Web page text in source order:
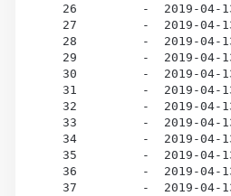
26         -  2019-
27         -  2019-
28         -  2019-
29         -  2019-
30         -  2019-04-
31         -  2019-
32         -  2019-
33         -  2019-
34         -  2019-
35         -  2019-
36         -  2019-
37         -  2019-